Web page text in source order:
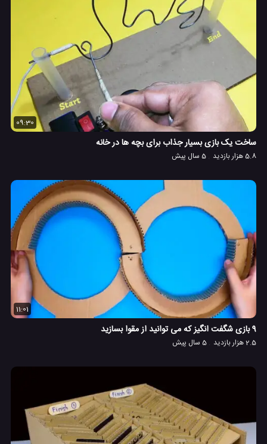
09:30
ساخت یک بازی بسیار جذاب برای بچه ها در خانه
5.8 هزار بازدید 5 سال پیش
11:01
9 بازی شگفت انگیز که می توانید از مقوا بسازید
2.5 هزار بازدید 5 سال پیش